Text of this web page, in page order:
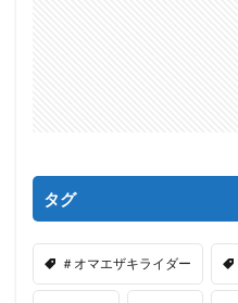
タグ
＃オマエザキライダー